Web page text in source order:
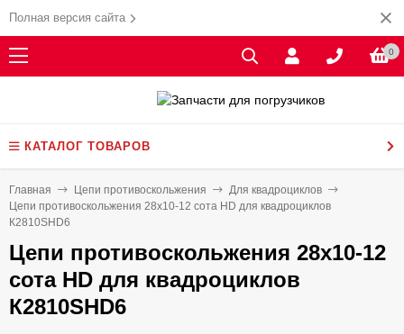
Полная версия сайта
0
КАТАЛОГ ТОВАРОВ
Главная Цепи противоскольжения
Для квадроциклов
Цепи противоскольжения 28x10-12 сота HD для квадроциклов
К2810SHD6
Цепи противоскольжения 28x10-12
сота HD для квадроциклов
К2810SHD6